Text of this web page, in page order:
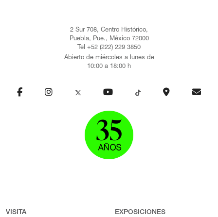
2 Sur 708, Centro Histórico,
Puebla, Pue., México 72000
Tel +52 (222) 229 3850
Abierto de miércoles a lunes de
10:00 a 18:00 h
VISITA EXPOSICIONES